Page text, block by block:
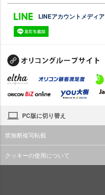
LINEアカウントメディア
PC版に切り替え
禁無断複写転載
クッキーの使用について